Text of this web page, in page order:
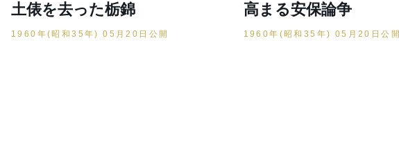
土俵を去った栃錦
1960年(昭和35年) 05月20日公開
高まる安保論争
1960年(昭和35年) 05月20日公開